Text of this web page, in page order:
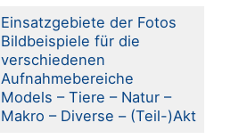
Einsatzgebiete der Fotos
Bildbeispiele für die
verschiedenen
Aufnahmebereiche
Models – Tiere – Natur –
Makro – Diverse – (Teil-)Akt